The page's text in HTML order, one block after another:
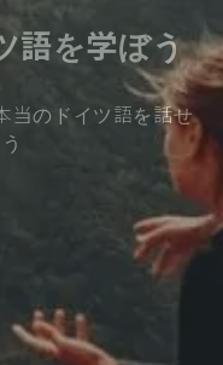
語を学ぼう
当のドイツ語を話せ